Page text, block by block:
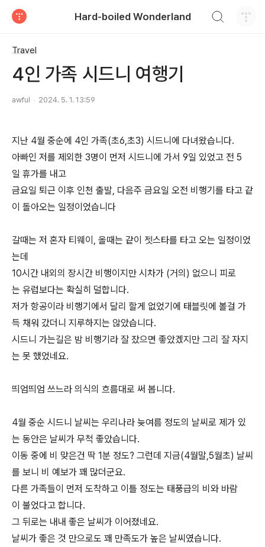
Hard-boiled Wonderland
Travel
4인 가족 시드니 여행기
awful 2024. 5. 1. 13:59
지난 4월 중순에 4인 가족(초6,초3) 시드니에 다녀왔습니다.
아빠인 저를 제외한 3명이 먼저 시드니에 가서 9일 있었고 전 5
일 휴가를 내고
금요일 퇴근 이후 인천 출발, 다음주 금요일 오전 비행기를 타고 같
이 돌아오는 일정이었습니다
갈때는 저 혼자 티웨이, 올때는 같이 젯스타를 타고 오는 일정이었
는데
10시간 내외의 장시간 비행이지만 시차가 (거의) 없으니 피로
는 유럽보다는 확실히 덜합니다.
저가 항공이라 비행기에서 달리 할게 없었기에 태블릿에 볼걸 가
득 채워 갔더니 지루하지는 않았습니다.
시드니 가는길은 밤 비행기라 잘 잤으면 좋았겠지만 그리 잘 자지
는 못 했었네요.
띄엄띄엄 쓰느라 의식의 흐름대로 써 봅니다.
4월 중순 시드니 날씨는 우리나라 늦여름 정도의 날씨로 제가 있
는 동안은 날씨가 무척 좋았습니다.
이동 중에 비 맞은건 딱 1분 정도? 그런데 지금(4월말,5월초) 날씨
를 보니 비 예보가 꽤 많더군요.
다른 가족들이 먼저 도착하고 이틀 정도는 태풍급의 비와 바람
이 불었다고 합니다.
그 뒤로는 내내 좋은 날씨가 이어졌네요.
날씨가 좋은 것 만으로도 꽤 만족도가 높은 날씨였습니다.